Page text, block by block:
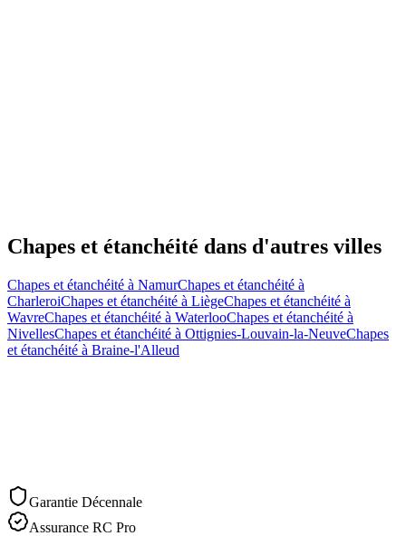
Chapes et étanchéité dans d'autres villes
Chapes et étanchéité à NamurChapes et étanchéité à
CharleroiChapes et étanchéité à LiègeChapes et étanchéité à
WavreChapes et étanchéité à WaterlooChapes et étanchéité à
NivellesChapes et étanchéité à Ottignies-Louvain-la-NeuveChapes
et étanchéité à Braine-l'Alleud
Demander un devis
Garantie Décennale
Assurance RC Pro